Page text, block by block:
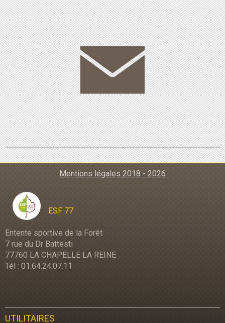
Mentions légales 2018 - 2026
ESF 77
Entente sportive de la Forêt
7 rue du Dr Battesti
77760 LA CHAPELLE LA REINE
Tél : 01.64.24.07.11
UTILITAIRES